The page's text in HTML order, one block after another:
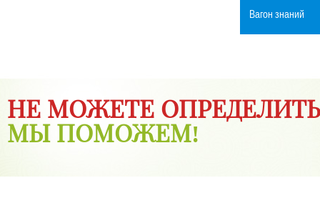
Вагон знаний
НЕ МОЖЕТЕ
МЫ ПОМОЖЕМ!